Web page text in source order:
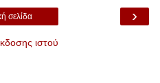
›
σελίδα
ιστού